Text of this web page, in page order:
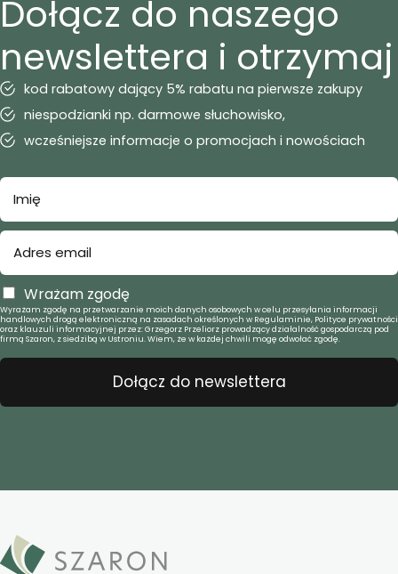
Dołącz do naszego
newslettera i otrzymaj
kod rabatowy dający 5% rabatu na pierwsze zakupy
niespodzianki np. darmowe słuchowisko,
wcześniejsze informacje o promocjach i nowościach
Wrażam zgodę
Wyrażam zgodę na przetwarzanie moich danych osobowych w celu przesyłania informacji
handlowych drogą elektroniczną na zasadach określonych w Regulaminie, Polityce prywatności
oraz klauzuli informacyjnej przez: Grzegorz Przeliorz prowadzący działalność gospodarczą pod
firmą Szaron, z siedzibą w Ustroniu. Wiem, że w każdej chwili mogę odwołać zgodę.
Dołącz do newslettera